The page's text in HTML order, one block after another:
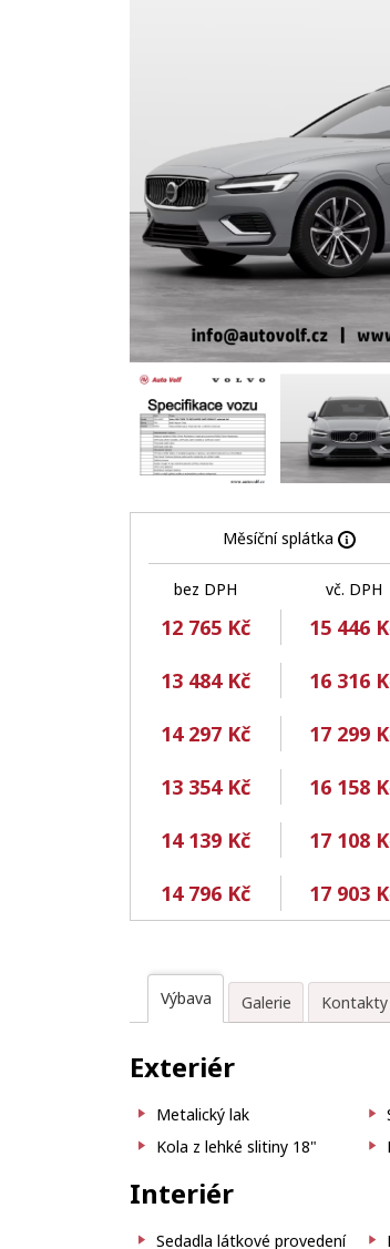
Měsíční splátka
bez DPH vč. DPH
12 765 Kč 15 446
13 484 Kč
16 316
14 297 Kč
17 299
13 354 Kč
16 158
14 139 Kč
17 108
14 796 Kč
17 903
Výbava Galerie Kontakty
Exteriér
Metalický lak
Kola z lehké slitiny 18"
Interiér
Sedadla látkové provedení